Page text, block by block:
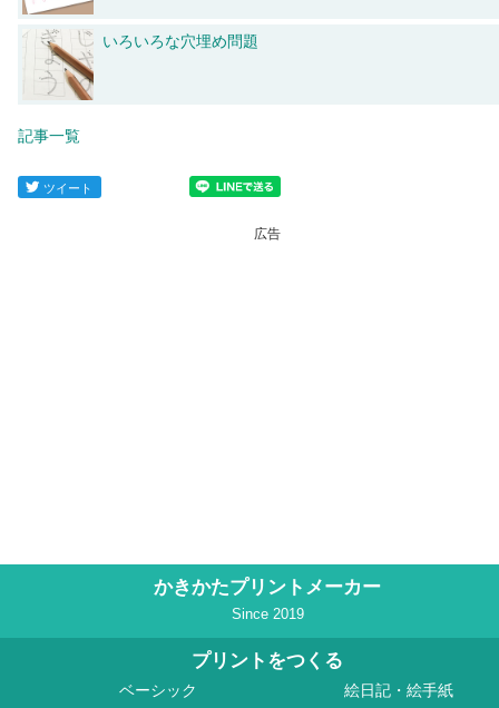
いろいろな穴埋め問題
記事一覧
ツイート
広告
かきかたプリントメーカー
Since 2019
プリントをつくる
ベーシック
絵日記・絵手紙